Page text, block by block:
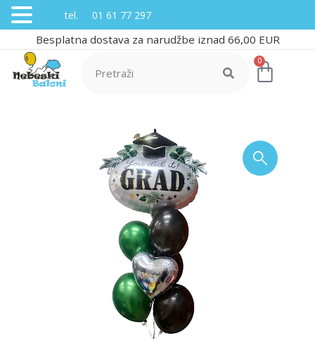
Besplatna dostava za narudžbe iznad 66,00 EUR
0
tel. 01 61 77 297